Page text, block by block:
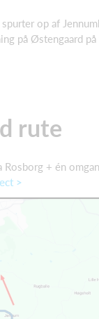
op af
på Østengaard på
rute
Rosborg + én
>